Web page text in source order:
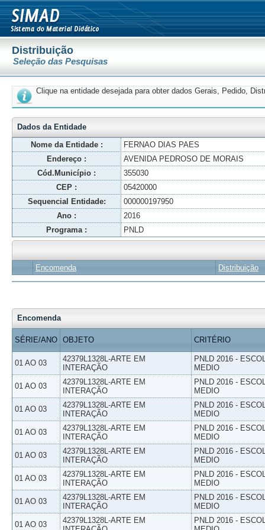
Distribuição
Seleção das Pesquisas
Clique na entidade desejada para obter dados Gerais, Pedido,
Dados da Entidade
Nome da Entidade :
FERNAO DIAS PAES
Endereço :
AVENIDA PEDROSO DE MORAIS
Cód.Município :
355030
CEP :
05420000
Sequencial Entidade:
000000197950
Ano :
2016
Programa :
PNLD
Encomenda Distribuição
Encomenda
SÉRIE/ANO OBJETO CRITÉRIO
01 AO 03
42379L1328L-ARTE EM
INTERAÇÃO
PNLD 2016 -
MEDIO
01 AO 03
42379L1328L-ARTE EM
INTERAÇÃO
PNLD 2016 -
MEDIO
01 AO 03
42379L1328L-ARTE EM
INTERAÇÃO
PNLD 2016 -
MEDIO
01 AO 03
42379L1328L-ARTE EM
INTERAÇÃO
PNLD 2016 -
MEDIO
01 AO 03
42379L1328L-ARTE EM
INTERAÇÃO
PNLD 2016 -
MEDIO
01 AO 03
42379L1328L-ARTE EM
INTERAÇÃO
PNLD 2016 -
MEDIO
01 AO 03
42379L1328L-ARTE EM
INTERAÇÃO
PNLD 2016 -
MEDIO
01 AO 03
42379L1328L-ARTE EM
PNLD 2016 -